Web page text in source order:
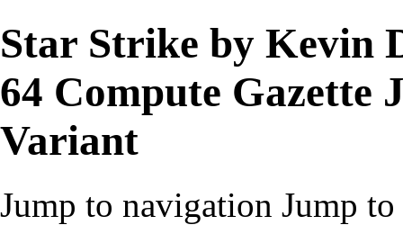
Star Strike by Kevin
64 Compute Gazette
Variant
Jump to navigation Jump to